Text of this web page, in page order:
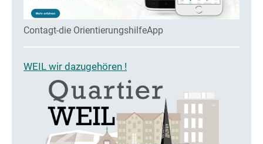
Contagt-die OrientierungshilfeApp
WEIL wir dazugehören !